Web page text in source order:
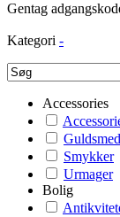
Gentag
Kategori -
Accessories
Smykker
Urmager
Bolig